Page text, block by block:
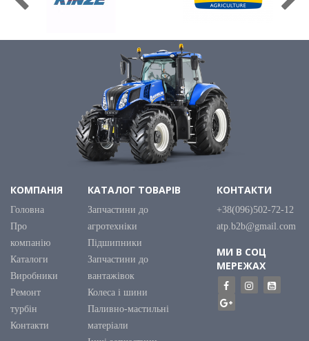
КОМПАНІЯ
Головна
Про
компанію
Каталоги
Виробники
Ремонт
турбін
Контакти
КАТАЛОГ ТОВАРІВ
Запчастини до
агротехніки
Підшипники
Запчастини до
вантажівок
Колеса і шини
Паливно-мастильні
матеріали
КОНТАКТИ
+38(096)502-72-12
atp.b2b@gmail.com
МИ В СОЦ
МЕРЕЖАХ